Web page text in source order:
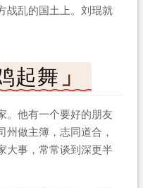
战乱的国土上。刘琨就
起舞
。他有一个要好的朋友
州做主簿，志同道合，
大事，常常谈到深更半